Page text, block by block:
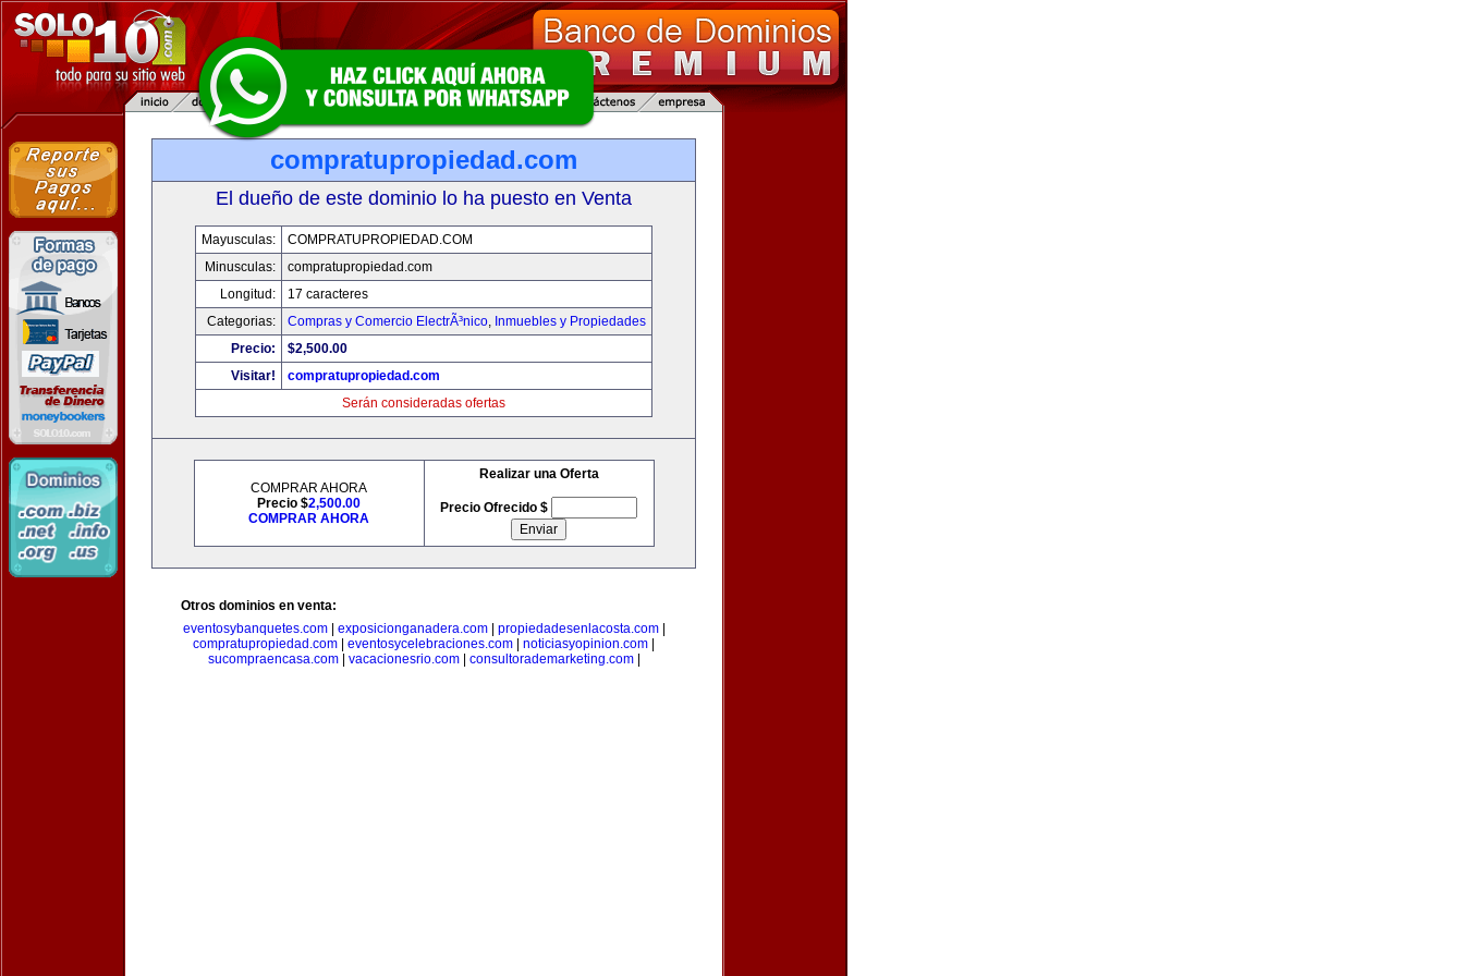
compratupropiedad.com
El dueño de este dominio lo ha puesto en Venta
Mayusculas:
COMPRATUPROPIEDAD.COM
Minusculas:
compratupropiedad.com
Longitud:
17 caracteres
Categorias:
Compras y Comercio ElectrÃ³nico, Inmuebles y Propiedades
Precio:
$2,500.00
Visitar!
compratupropiedad.com
Serán consideradas ofertas
COMPRAR AHORA
Precio $2,500.00
COMPRAR AHORA
Realizar una Oferta
Precio Ofrecido $
Otros dominios en venta:
eventosybanquetes.com| exposicionganadera.com| propiedadesenlacosta.com|
compratupropiedad.com
eventosycelebraciones.com noticiasyopinion.com
sucompraencasa.com| vacacionesrio.com| consultorademarketing.com|